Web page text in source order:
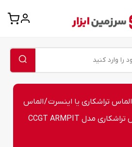
الماس تراشکاری یا اینسرت/الماس
/ الماس تراشکاری مدل CCGT ARMPIT